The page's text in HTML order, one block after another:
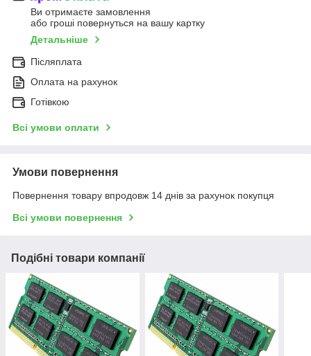
Ви отримаєте замовлення
або гроші повернуться на вашу картку
Детальніше
Післяплата
Оплата на рахунок
Готівкою
Всі умови оплати
Умови повернення
Повернення товару впродовж 14 днів за рахунок покупця
Всі умови повернення
Подібні товари компанії